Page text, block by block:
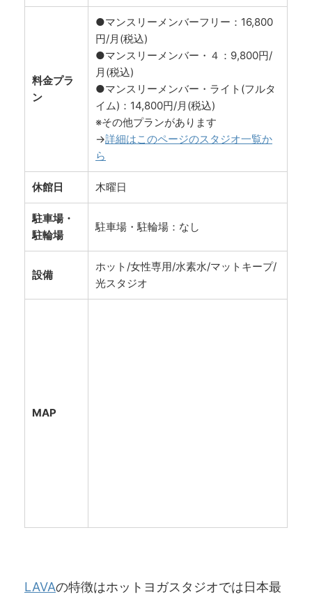
料金プラ
ン
●マンスリーメンバーフリー：16,800
円/月(税込)
●マンスリーメンバー・４：9,800円/
月(税込)
●マンスリーメンバー・ライト(フルタ
イム)：14,800円/月(税込)
※その他プランがあります
→詳細はこのページのスタジオ一覧か
ら
休館日 木曜日
駐車場・
駐輪場
駐車場・駐輪場：なし
設備
ホット/女性専用/水素水/マットキープ/
光スタジオ
MAP
LAVAの特徴はホットヨガスタジオでは日本最